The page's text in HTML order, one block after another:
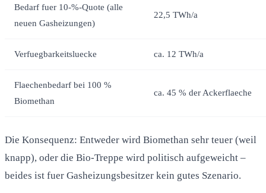
Bedarf fuer 10-%-Quote (alle
neuen Gasheizungen)
22,5 TWh/a
Verfuegbarkeitsluecke ca. 12 TWh/a
Flaechenbedarf bei 100 %
Biomethan
ca. 45 % der Ackerflaeche
Die Konsequenz: Entweder wird Biomethan sehr teuer (weil
knapp), oder die Bio-Treppe wird politisch aufgeweicht –
beides ist fuer Gasheizungsbesitzer kein gutes Szenario.